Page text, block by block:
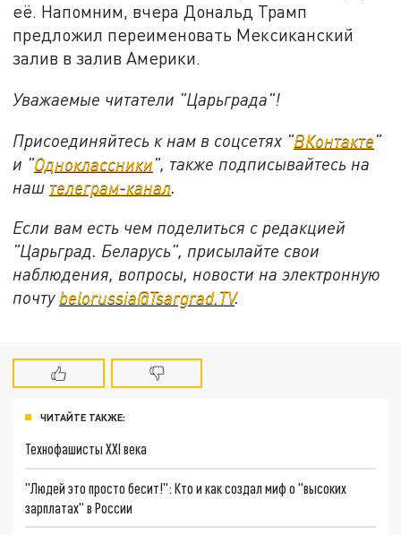
её. Напомним, вчера Дональд Трамп
предложил переименовать Мексиканский
залив в залив Америки.
Уважаемые читатели "Царьграда"!
Присоединяйтесь к нам в соцсетях "ВКонтакте"
и "Одноклассники", также подписывайтесь на
наш телеграм-канал
Если вам есть чем поделиться с редакцией
"Царьград. Беларусь", присылайте свои
наблюдения, вопросы, новости на электронную
почту belorussia@Tsargrad.TV.
ЧИТАЙТЕ ТАКЖЕ:
Технофашисты XXI века
"Людей это просто бесит!": Кто и как создал миф о "высоких
зарплатах" в России